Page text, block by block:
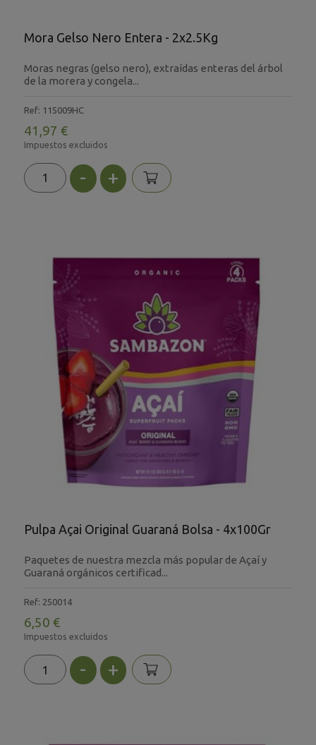
Mora Gelso Nero Entera - 2x2.5Kg
Moras negras (gelso nero), extraídas enteras del árbol
de la morera y congela...
Ref: 115009HC
41,97 €
Impuestos excluidos
- +
Pulpa Açai Original Guaraná Bolsa - 4x100Gr
Paquetes de nuestra mezcla más popular de Açaí y
Guaraná orgánicos certificad...
Ref: 250014
6,50 €
Impuestos excluidos
- +